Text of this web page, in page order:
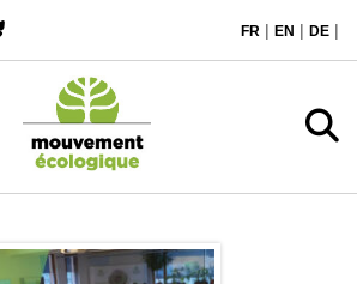
FR | EN | DE |